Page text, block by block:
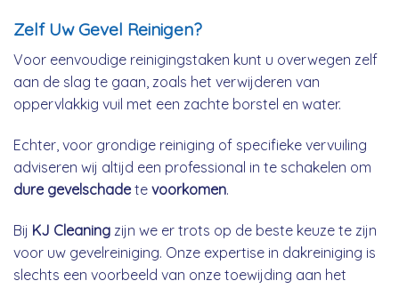
Zelf Uw Gevel Reinigen?
Voor eenvoudige reinigingstaken kunt u overwegen zelf
aan de slag te gaan, zoals het verwijderen van
oppervlakkig vuil met een zachte borstel en water.
Echter, voor grondige reiniging of specifieke vervuiling
adviseren wij altijd een professional in te schakelen om
dure gevelschadete voorkomen.
Bij KJ Cleaning zijn we er trots op de beste keuze te zijn
voor uw gevelreiniging. Onze expertise in dakreiniging is
slechts een voorbeeld van onze toewijding aan het